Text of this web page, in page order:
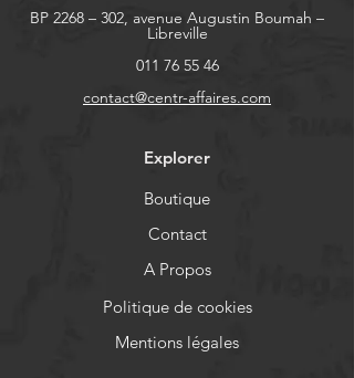
BP 2268 – 302, avenue Augustin Boumah –
Libreville
011 76 55 46
contact@centr-affaires.com
Explorer
Boutique
Contact
A Propos
Politique de cookies
Mentions légales